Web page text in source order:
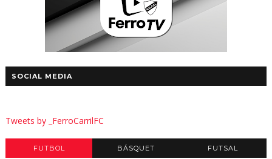
SOCIAL MEDIA
Tweets by _FerroCarrilFC
FUTBOL BÁSQUET FUTSAL